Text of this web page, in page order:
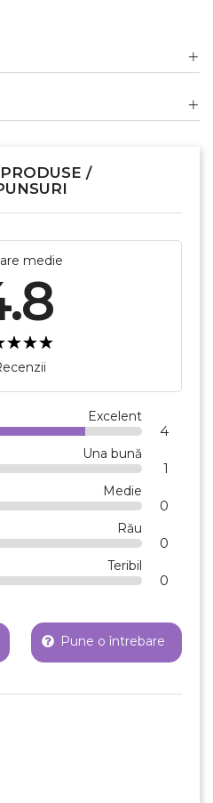
/
medie
Excelent
4
Una bună
1
Medie
0
Rău
0
Teribil
0
Pune o întrebare